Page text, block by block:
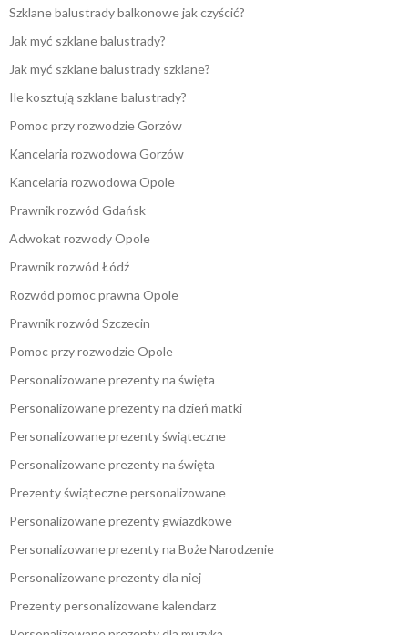
Szklane balustrady balkonowe jak czyścić?
Jak myć szklane balustrady?
Jak myć szklane balustrady szklane?
Ile kosztują szklane balustrady?
Pomoc przy rozwodzie Gorzów
Kancelaria rozwodowa Gorzów
Kancelaria rozwodowa Opole
Prawnik rozwód Gdańsk
Adwokat rozwody Opole
Prawnik rozwód Łódź
Rozwód pomoc prawna Opole
Prawnik rozwód Szczecin
Pomoc przy rozwodzie Opole
Personalizowane prezenty na święta
Personalizowane prezenty na dzień matki
Personalizowane prezenty świąteczne
Personalizowane prezenty na święta
Prezenty świąteczne personalizowane
Personalizowane prezenty gwiazdkowe
Personalizowane prezenty na Boże Narodzenie
Personalizowane prezenty dla niej
Prezenty personalizowane kalendarz